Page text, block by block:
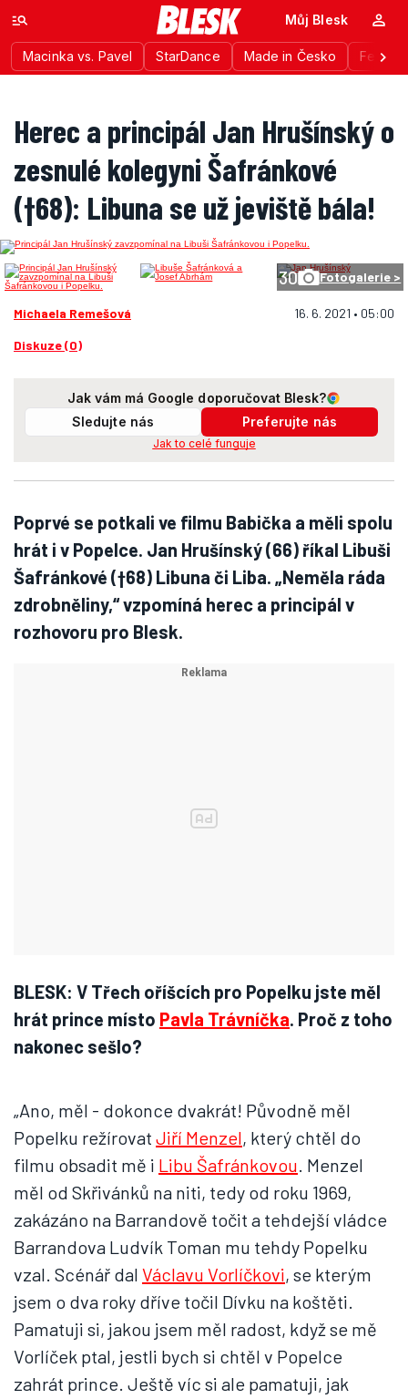
Macinka vs. Pavel StarDance Made in Česko
Můj Blesk
Herec a principál Jan Hrušínský o
zesnulé kolegyni Šafránkové
(†68): Libuna se už jeviště bála!
30 Fotogalerie >
Michaela Remešová 16. 6. 2021 • 05:00
Diskuze (0)
Jak vám má Google doporučovat Blesk?
Sledujte nás
Preferujte nás
Jak to celé funguje
Poprvé se potkali ve filmu Babička a měli spolu
hrát i v Popelce. Jan Hrušínský (66) říkal Libuši
Šafránkové (†68) Libuna či Liba. „Neměla ráda
zdrobněliny,“ vzpomíná herec a principál v
rozhovoru pro Blesk.
BLESK: V Třech oříšcích pro Popelku jste měl
hrát prince místo Pavla Trávníčka. Proč z toho
nakonec sešlo?
„Ano, měl - dokonce dvakrát! Původně měl
Popelku režírovat Jiří Menzel, který chtěl do
filmu obsadit mě i Libu Šafránkovou. Menzel
měl od Skřivánků na niti, tedy od roku 1969,
zakázáno na Barrandově točit a tehdejší vládce
Barrandova Ludvík Toman mu tehdy Popelku
vzal. Scénář dal Václavu Vorlíčkovi, se kterým
jsem o dva roky dříve točil Dívku na koštěti.
Pamatuji si, jakou jsem měl radost, když se mě
Vorlíček ptal, jestli bych si chtěl v Popelce
zahrát prince. Ještě víc si ale pamatuji, jak